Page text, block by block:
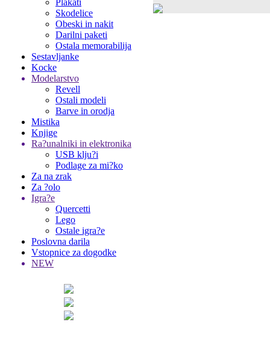
Plakati
Skodelice
Obeski in nakit
Darilni paketi
Ostala memorabilija
Sestavljanke
Kocke
Modelarstvo
Revell
Ostali modeli
Barve in orodja
Mistika
Knjige
Ra?unalniki in elektronika
USB klju?i
Podlage za mi?ko
Za na zrak
Za ?olo
Igra?e
Quercetti
Lego
Ostale igra?e
Poslovna darila
Vstopnice za dogodke
NEW